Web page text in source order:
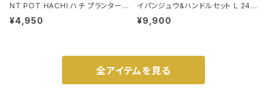
NT POT HACHI ハチ プランターポ
ット 3号 ブラック
¥4,950
イパンジュウ&ハンドルセット L 24c
m ガス火・IH対応 鉄フライパン ウォ
¥9,900
全アイテムを見る